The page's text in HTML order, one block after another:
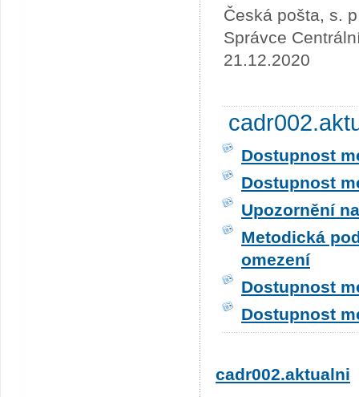
Česká pošta, s.
Správce
21.12.2020
Dostupnost
Dostupnost
Upozornění
Metodická
omezení
Dostupnost
Dostupnost
cadr002.aktualni